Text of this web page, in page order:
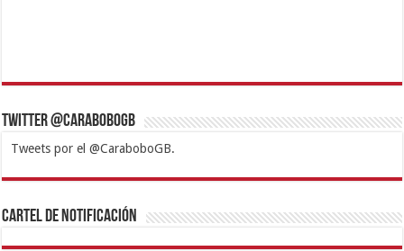
Twitter @CaraboboGB
Tweets por el @CaraboboGB.
1xbetBetturkeyBetistKralbetSupertotobetTipobetMatadorbetMariobet
https://mvbcasino.com/
Cartel de Notificación